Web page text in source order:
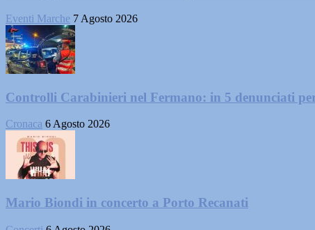
Eventi Marche 7 Agosto 2026
Controlli Carabinieri nel Fermano: in 5 denunciati
Cronaca 6 Agosto 2026
Mario Biondi in concerto a Porto Recanati